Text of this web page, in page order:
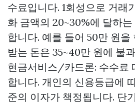
수료입니다. 1회성으로 거래
화 금액의 20~30%에 달하
합니다. 예를 들어 50만 원을
받는 돈은 35~40만 원에 불
현금서비스/카드론: 수수료
합니다. 개인의 신용등급에
준의 이자가 책정됩니다. 단